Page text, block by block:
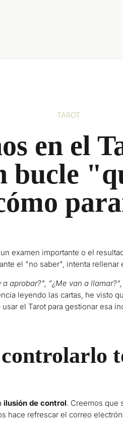
TAROT
en el
bucle
examen importante o el
el "no saber", intenta
a aprobar?", "¿Me van a
leyendo las cartas, he visto
el Tarot para gestionar esa
ilusión de control. Creemos que
hace refrescar el correo